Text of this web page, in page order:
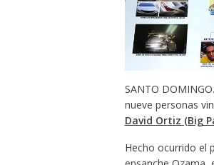
SANTO
nueve personas
David Ortiz (Big
Hecho ocurrido el